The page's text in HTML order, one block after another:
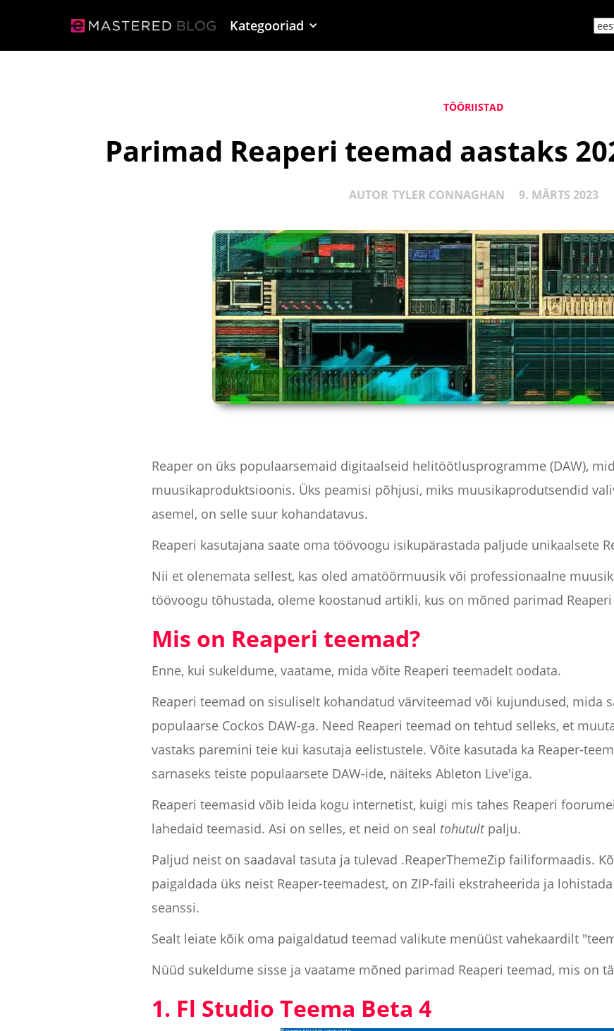
Kategooriad
TÖÖRIISTAD
Parimad Reaperi teemad aastaks
AUTOR TYLER CONNAGHAN 9. MÄRTS 2023
Reaper on üks populaarsemaid digitaalseid helitöötlusprogramme (DAW),
muusikaproduktsioonis. Üks peamisi põhjusi, miks muusikaprodutsendid
asemel, on selle suur kohandatavus.
Reaperi kasutajana saate oma töövoogu isikupärastada paljude unikaalsete
Nii et olenemata sellest, kas oled amatöörmuusik või professionaalne
töövoogu tõhustada, oleme koostanud artikli, kus on mõned parimad
Mis on Reaperi teemad?
Enne, kui sukeldume, vaatame, mida võite Reaperi teemadelt oodata.
Reaperi teemad on sisuliselt kohandatud värviteemad või kujundused, mida
populaarse Cockos DAW-ga. Need Reaperi teemad on tehtud selleks, et
vastaks paremini teie kui kasutaja eelistustele. Võite kasutada ka Reaper-
sarnaseks teiste populaarsete DAW-ide, näiteks Ableton Live'iga.
Reaperi teemasid võib leida kogu internetist, kuigi mis tahes Reaperi
lahedaid teemasid. Asi on selles, et neid on seal tohutultpalju.
Paljud neist on saadaval tasuta ja tulevad .ReaperThemeZip failiformaadis.
paigaldada üks neist Reaper-teemadest, on ZIP-faili ekstraheerida ja
seanssi.
Sealt leiate kõik oma paigaldatud teemad valikute menüüst vahekaardilt
Nüüd sukeldume sisse ja vaatame mõned parimad Reaperi teemad, mis on
1. Fl Studio Teema Beta 4